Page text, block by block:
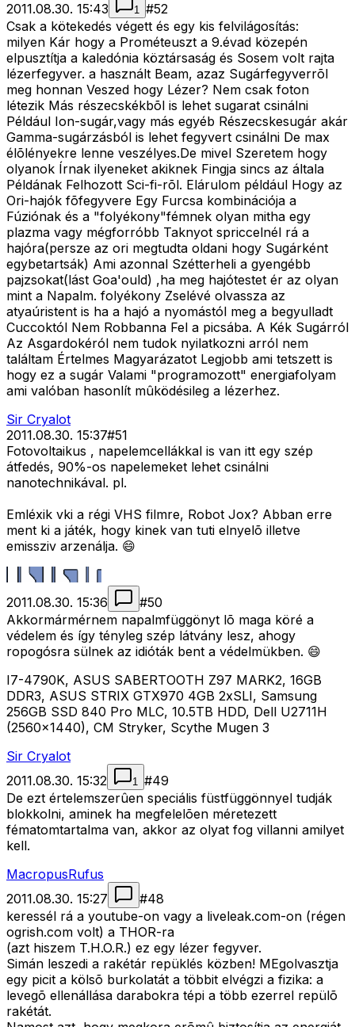
2011.08.30. 15:43 1 #52
Csak a kötekedés végett és egy kis felvilágosítás:
milyen Kár hogy a Prométeuszt a 9.évad közepén
elpusztítja a kaledónia köztársaság és Sosem volt rajta
lézerfegyver. a használt Beam, azaz Sugárfegyverrõl
meg honnan Veszed hogy Lézer? Nem csak foton
létezik Más részecskékbõl is lehet sugarat csinálni
Például Ion-sugár,vagy más egyéb Részecskesugár akár
Gamma-sugárzásból is lehet fegyvert csinálni De max
élõlényekre lenne veszélyes.De mivel Szeretem hogy
olyanok Írnak ilyeneket akiknek Fingja sincs az általa
Példának Felhozott Sci-fi-rõl. Elárulom például Hogy az
Ori-hajók fõfegyvere Egy Furcsa kombinációja a
Fúziónak és a "folyékony"fémnek olyan mitha egy
plazma vagy mégforróbb Taknyot spriccelnél rá a
hajóra(persze az ori megtudta oldani hogy Sugárként
egybetartsák) Ami azonnal Szétterheli a gyengébb
pajzsokat(lást Goa'ould) ,ha meg hajótestet ér az olyan
mint a Napalm. folyékony Zselévé olvassza az
atyaúristent is ha a hajó a nyomástól meg a begyulladt
Cuccoktól Nem Robbanna Fel a picsába. A Kék Sugárról
Az Asgardokéról nem tudok nyilatkozni arról nem
találtam Értelmes Magyarázatot Legjobb ami tetszett is
hogy ez a sugár Valami "programozott" energiafolyam
ami valóban hasonlít mûködésileg a lézerhez.
Sir Cryalot
2011.08.30. 15:37#51
Fotovoltaikus , napelemcellákkal is van itt egy szép
átfedés, 90%-os napelemeket lehet csinálni
nanotechnikával. pl.
Emléxik vki a régi VHS filmre, Robot Jox? Abban erre
ment ki a játék, hogy kinek van tuti elnyelõ illetve
emissziv arzenálja. 😄
2011.08.30. 15:36 #50
Akkormármérnem napalmfüggönyt lõ maga köré a
védelem és így tényleg szép látvány lesz, ahogy
ropogósra sülnek az idióták bent a védelmükben. 😄
I7-4790K, ASUS SABERTOOTH Z97 MARK2, 16GB
DDR3, ASUS STRIX GTX970 4GB 2xSLI, Samsung
256GB SSD 840 Pro MLC, 10.5TB HDD, Dell U2711H
(2560x1440), CM Stryker, Scythe Mugen 3
Sir Cryalot
2011.08.30. 15:32
1 #49
De ezt értelemszerûen speciális füstfüggönnyel tudják
blokkolni, aminek ha megfelelõen méretezett
fématomtartalma van, akkor az olyat fog villanni amilyet
kell.
MacropusRufus
2011.08.30. 15:27
#48
keressél rá a youtube-on vagy a liveleak.com-on (régen
ogrish.com volt) a THOR-ra
(azt hiszem T.H.O.R.) ez egy lézer fegyver.
Simán leszedi a rakétár repüklés közben! MEgolvasztja
egy picit a kölsõ burkolatát a többit elvégzi a fizika: a
levegõ ellenállása darabokra tépi a több ezerrel repülõ
rakétát.